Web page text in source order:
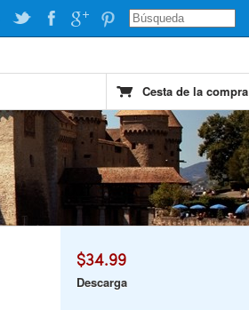
Cesta de la compra
$34.99
Descarga